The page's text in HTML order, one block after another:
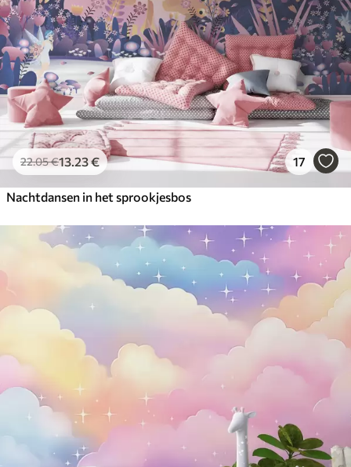
22.05€13 .23€ 17
Nachtdansen in het sprookjesbos